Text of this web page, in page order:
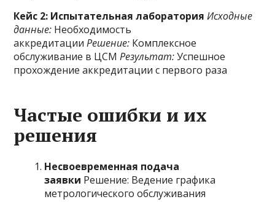
Кейс 2: Испытательная лаборатория Исходные
данные: Необходимость
аккредитацииРешение: Комплексное
обслуживание в ЦСМРезультат:Успешное
прохождение аккредитации с первого раза
Частые ошибки и их
решения
Несвоевременная подача
заявки Решение: Ведение графика
метрологического обслуживания